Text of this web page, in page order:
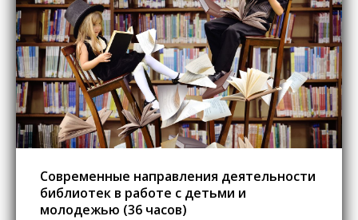
Современные направления деятельности
библиотек в работе с детьми и
молодежью (36 часов)